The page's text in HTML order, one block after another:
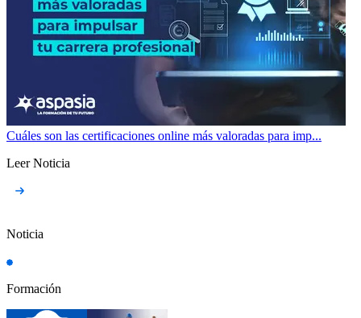
Cuáles son las certificaciones online más valoradas para imp...
Leer Noticia
Noticia
Formación